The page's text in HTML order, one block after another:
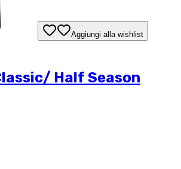
Aggiungi alla wishlist
Half Season